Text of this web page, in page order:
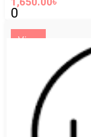
0
View